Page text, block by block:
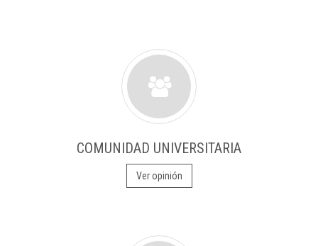
COMUNIDAD UNIVERSITARIA
Ver opinión